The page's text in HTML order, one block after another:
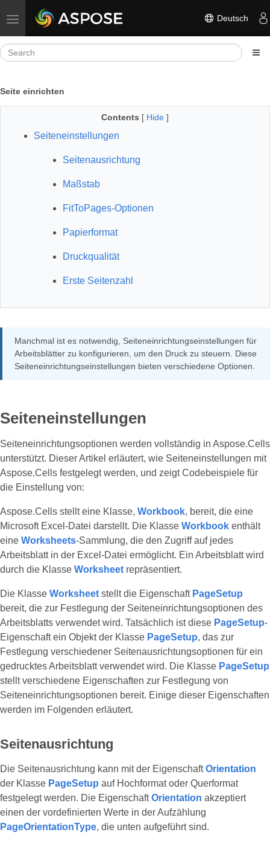
Toggle navigation Deutsch
Seite einrichten
Contents [ Hide ]
Seiteneinstellungen
Seitenausrichtung
Maßstab
FitToPages-Optionen
Papierformat
Druckqualität
Erste Seitenzahl
Manchmal ist es notwendig, Seiteneinrichtungseinstellungen für
Arbeitsblätter zu konfigurieren, um den Druck zu steuern. Diese
Seiteneinrichtungseinstellungen bieten verschiedene Optionen.
Seiteneinstellungen
Seiteneinrichtungsoptionen werden vollständig in Aspose.Cells
unterstützt. Dieser Artikel erläutert, wie Seiteneinstellungen mit
Aspose.Cells festgelegt werden, und zeigt Codebeispiele für
die Einstellung von:
Aspose.Cells stellt eine Klasse, Workbook, bereit, die eine
Microsoft Excel-Datei darstellt. Die Klasse Workbook enthält
eine Worksheets-Sammlung, die den Zugriff auf jedes
Arbeitsblatt in der Excel-Datei ermöglicht. Ein Arbeitsblatt wird
durch die Klasse Worksheet repräsentiert.
Die Klasse Worksheet stellt die Eigenschaft PageSetup
bereit, die zur Festlegung der Seiteneinrichtungsoptionen des
Arbeitsblatts verwendet wird. Tatsächlich ist diese PageSetup-
Eigenschaft ein Objekt der Klasse PageSetup, das zur
Festlegung verschiedener Seitenausrichtungsoptionen für ein
gedrucktes Arbeitsblatt verwendet wird. Die Klasse PageSetup
stellt verschiedene Eigenschaften zur Festlegung von
Seiteneinrichtungsoptionen bereit. Einige dieser Eigenschaften
werden im Folgenden erläutert.
Seitenausrichtung
Die Seitenausrichtung kann mit der EigenschaftOrientation
der Klasse PageSetup auf Hochformat oder Querformat
festgelegt werden. Die EigenschaftOrientation akzeptiert
einen der vordefinierten Werte in der Aufzählung
PageOrientationType, die unten aufgeführt sind.